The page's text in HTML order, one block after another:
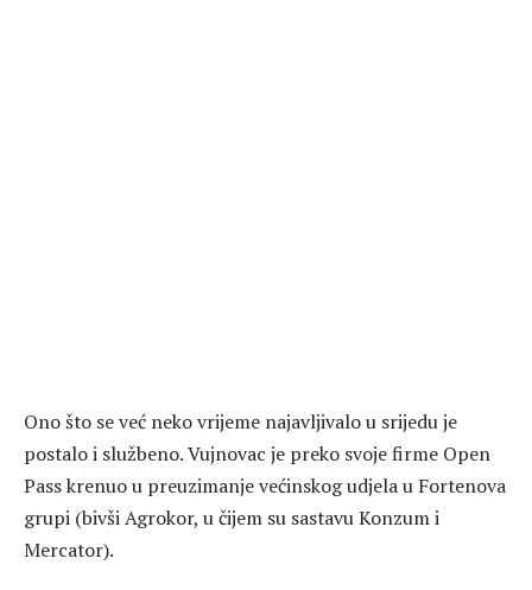
Ono što se već neko vrijeme najavljivalo u srijedu je
postalo i službeno. Vujnovac je preko svoje firme Open
Pass krenuo u preuzimanje većinskog udjela u Fortenova
grupi (bivši Agrokor, u čijem su sastavu Konzum i
Mercator).